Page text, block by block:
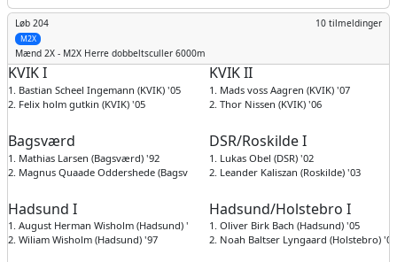
Løb 204 10 tilmeldinger
M2X
Mænd 2X - M2X Herre dobbeltsculler 6000m
KVIK I
1. Bastian Scheel Ingemann (KVIK) '05
2. Felix holm gutkin (KVIK) '05
KVIK II
1. Mads voss Aagren (KVIK) '07
2. Thor Nissen (KVIK) '06
Bagsværd
1. Mathias Larsen (Bagsværd) '92
2. Magnus Quaade Oddershede (Bagsværd) '00
DSR/Roskilde I
1. Lukas Obel (DSR) '02
2. Leander Kaliszan (Roskilde) '03
Hadsund I
1. August Herman Wisholm (Hadsund) '04
2. Wiliam Wisholm (Hadsund) '97
Hadsund/Holstebro I
1. Oliver Birk Bach (Hadsund) '05
2. Noah Baltser Lyngaard (Holstebro) '07